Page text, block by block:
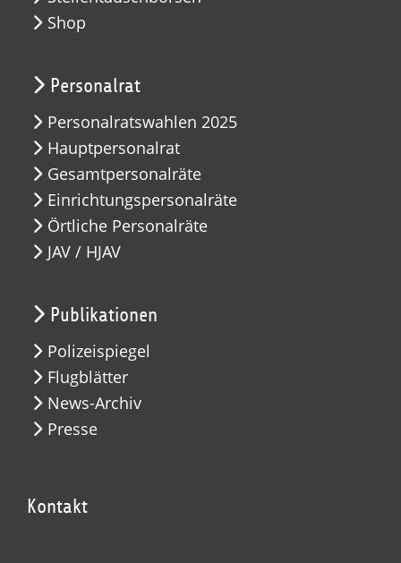
Shop
Personalrat
Personalratswahlen 2025
Hauptpersonalrat
Gesamtpersonalräte
Einrichtungspersonalräte
Örtliche Personalräte
JAV / HJAV
Publikationen
Polizeispiegel
Flugblätter
News-Archiv
Presse
Kontakt